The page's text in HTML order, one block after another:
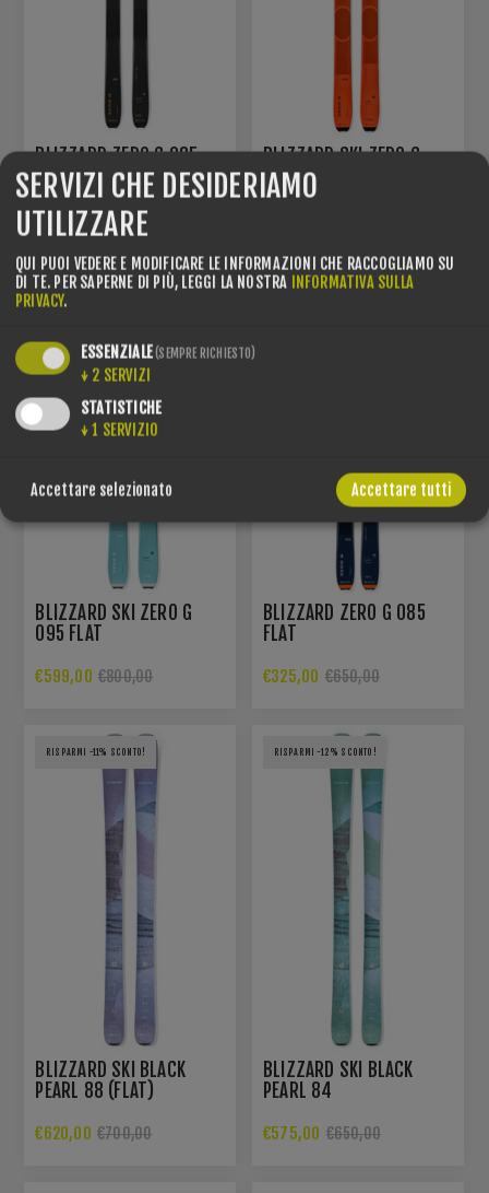
BLIZZARD ZERO G 085
LTD FLAT
€325,00 €650,00
BLIZZARD SKI ZERO G
095 FLAT
RISPARMI -25% SCONTO!
BLIZZARD SKI ZERO G
095 FLAT
€599,00 €800,00
BLIZZARD ZERO G 085
FLAT
€325,00 €650,00
RISPARMI -11% SCONTO!
BLIZZARD SKI BLACK
PEARL 88 (FLAT)
€620,00 €700,00
RISPARMI -12% SCONTO!
BLIZZARD SKI BLACK
PEARL 84
€575,00 €650,00
SERVIZI CHE DESIDERIAMO
UTILIZZARE
QUI PUOI VEDERE E MODIFICARE LE INFORMAZIONI CHE RACCOGLIAMO SU
DI TE. PER SAPERNE DI PIÙ, LEGGI LA NOSTRA INFORMATIVA SULLA
PRIVACY.
ESSENZIALE(SEMPRE RICHIESTO)
↓ 2 SERVIZI
STATISTICHE
↓ 1 SERVIZIO
Accettare selezionato Accettare tutti